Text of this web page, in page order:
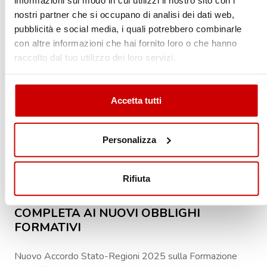
nostri partner che si occupano di analisi dei dati web,
pubblicità e social media, i quali potrebbero combinarle
con altre informazioni che hai fornito loro o che hanno
raccolto dal tuo utilizzo dei loro servizi.
Accetta tutti
Personalizza
Rifiuta
ACCORDO STATO-REGIONI 2025: GUIDA
COMPLETA AI NUOVI OBBLIGHI
FORMATIVI
Nuovo Accordo Stato-Regioni 2025 sulla Formazione